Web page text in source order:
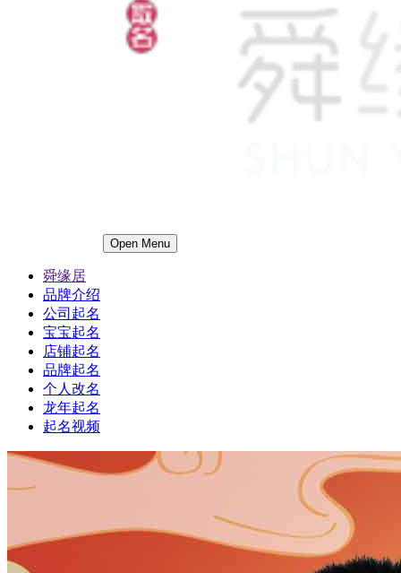
Open Menu
舜缘居
品牌介绍
公司起名
宝宝起名
店铺起名
品牌起名
个人改名
龙年起名
起名视频